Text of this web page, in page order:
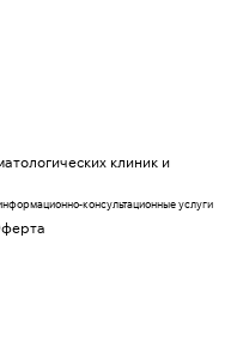
клиник и
консультационные услуги